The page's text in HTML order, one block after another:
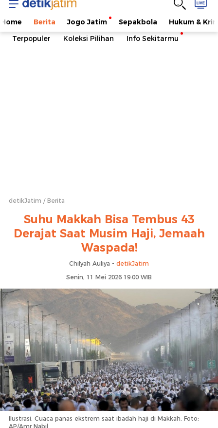
Home Berita Jogo Jatim Sepakbola
Hukum &
Terpopuler
Koleksi Pilihan Info Sekitarmu
detikJatim Berita
Suhu Makkah Bisa Tembus 43
Derajat Saat Musim Haji, Jemaah
Waspada!
Chilyah Auliya - detikJatim
Senin, 11 Mei 2026 19:00 WIB
Ilustrasi. Cuaca panas ekstrem saat ibadah haji di Makkah. Foto:
AP/Amr Nabil